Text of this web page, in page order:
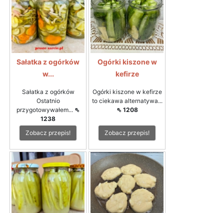
Sałatka z ogórków
w...
Sałatka z ogórków
Ostatnio
przygotowywałem... ⇖
1238
Zobacz przepis!
Ogórki kiszone w
kefirze
Ogórki kiszone w kefirze
to ciekawa alternatywa...
⇖ 1208
Zobacz przepis!